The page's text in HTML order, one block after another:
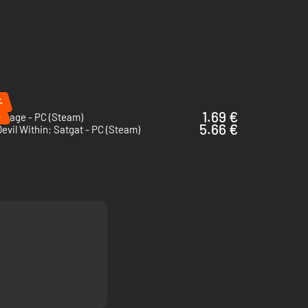
habitantes dos mares. Esmurra os inimigos com a
- PC (Steam)
1.69 €
Within: Satgat - PC (Steam)
5.66 €